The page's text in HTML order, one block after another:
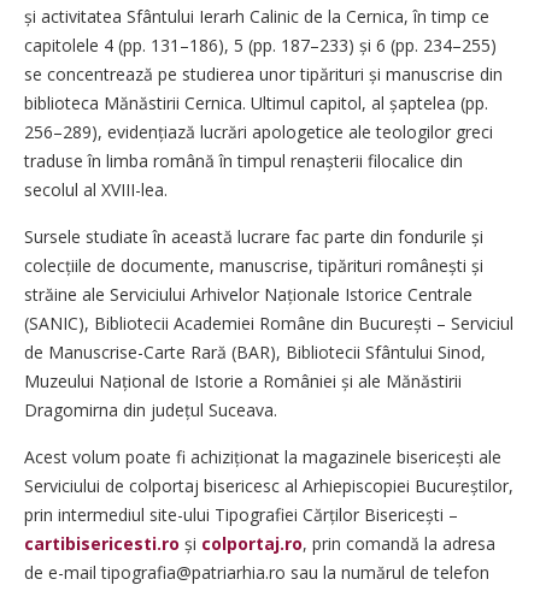
și activitatea Sfântului Ierarh Calinic de la Cernica, în timp ce
capitolele 4 (pp. 131–186), 5 (pp. 187–233) și 6 (pp. 234–255)
se concentrează pe studierea unor tipărituri și manuscrise din
biblioteca Mănăstirii Cernica. Ultimul capitol, al șaptelea (pp.
256–289), evidențiază lucrări apologetice ale teologilor greci
traduse în limba română în timpul renașterii filocalice din
secolul al XVIII-lea.
Sursele studiate în această lucrare fac parte din fondurile și
colecțiile de documente, manuscrise, tipărituri românești și
străine ale Serviciului Arhivelor Naționale Istorice Centrale
(SANIC), Bibliotecii Academiei Române din București – Serviciul
de Manuscrise-Carte Rară (BAR), Bibliotecii Sfântului Sinod,
Muzeului Național de Istorie a României și ale Mănăstirii
Dragomirna din județul Suceava.
Acest volum poate fi achiziționat la magazinele bisericești ale
Serviciului de colportaj bisericesc al Arhiepiscopiei Bucureștilor,
prin intermediul site-ului Tipografiei Cărților Bisericești –
cartibisericesti.ro și colportaj.ro, prin comandă la adresa
de e-mail tipografia@patriarhia.ro sau la numărul de telefon